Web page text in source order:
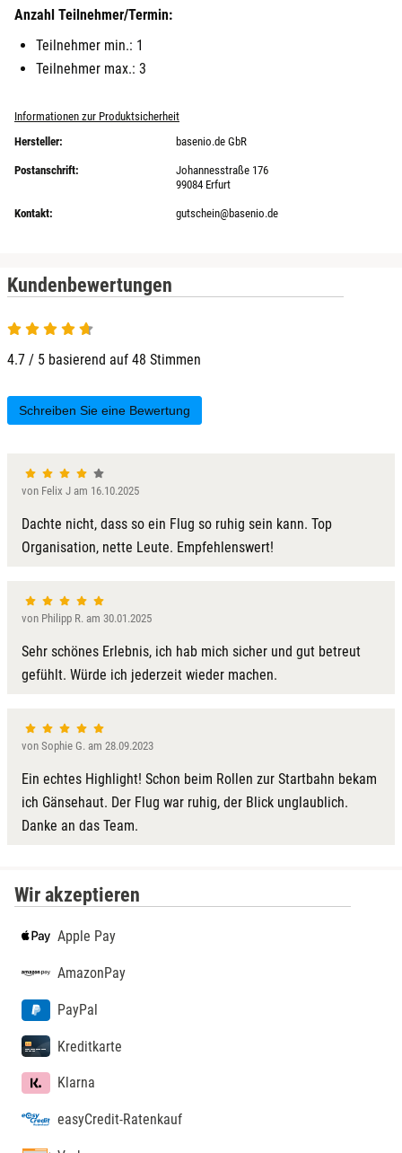
Anzahl Teilnehmer/Termin:
Teilnehmer min.: 1
Teilnehmer max.: 3
Informationen zur Produktsicherheit
Hersteller:
basenio.de GbR
Postanschrift:
Johannesstraße 176
99084 Erfurt
Kontakt: gutschein@basenio.de
Kundenbewertungen
4.7 von 5
4.7 / 5 basierend auf 48 Stimmen
Schreiben Sie eine Bewertung
von Felix J am 16.10.2025
Dachte nicht, dass so ein Flug so ruhig sein kann. Top
Organisation, nette Leute. Empfehlenswert!
von Philipp R. am 30.01.2025
Sehr schönes Erlebnis, ich hab mich sicher und gut betreut
gefühlt. Würde ich jederzeit wieder machen.
von Sophie G. am 28.09.2023
Ein echtes Highlight! Schon beim Rollen zur Startbahn bekam
ich Gänsehaut. Der Flug war ruhig, der Blick unglaublich.
Danke an das Team.
Wir akzeptieren
Apple Pay
AmazonPay
PayPal
Kreditkarte
Klarna
easyCredit-Ratenkauf